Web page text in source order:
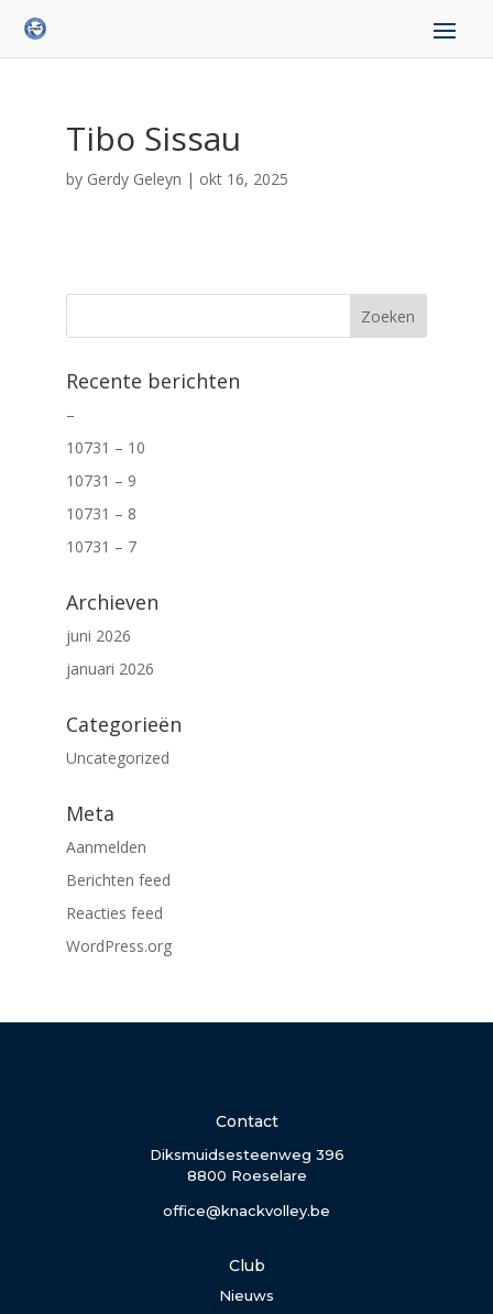
Tibo Sissau
by Gerdy Geleyn | okt 16, 2025
Recente berichten
–
10731 – 10
10731 – 9
10731 – 8
10731 – 7
Archieven
juni 2026
januari 2026
Categorieën
Uncategorized
Meta
Aanmelden
Berichten feed
Reacties feed
WordPress.org
Contact
Diksmuidsesteenweg 396
8800 Roeselare
office@knackvolley.be
Club
Nieuws